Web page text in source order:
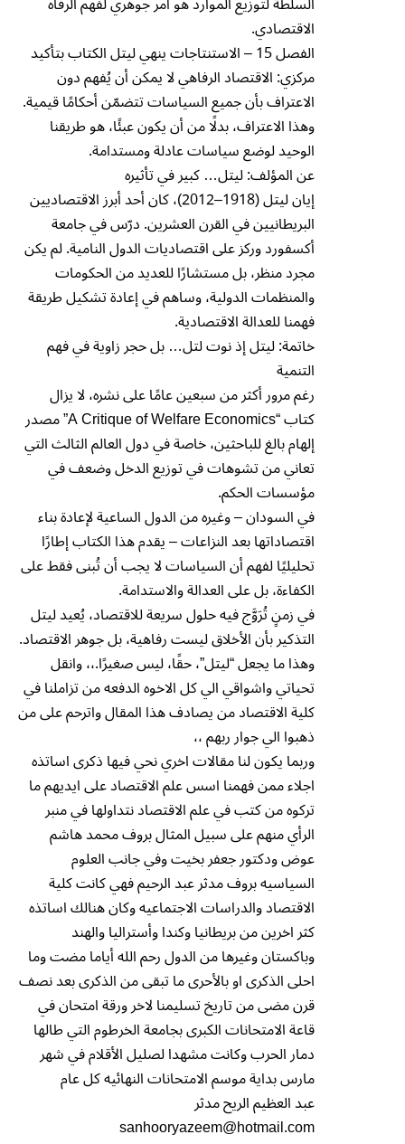
الاقتصادي.
الفصل 15 – الاستنتاجات ينهي ليتل الكتاب بتأكيد
مركزي: الاقتصاد الرفاهي لا يمكن أن يُفهم دون
الاعتراف بأن جميع السياسات تتضمّن أحكامًا قيمية.
وهذا الاعتراف، بدلًا من أن يكون عبئًا، هو طريقنا
الوحيد لوضع سياسات عادلة ومستدامة.
عن المؤلف: ليتل… كبير في تأثيره
إيان ليتل (1918–2012)، كان أحد أبرز الاقتصاديين
البريطانيين في القرن العشرين. درّس في جامعة
أكسفورد وركز على اقتصاديات الدول النامية. لم يكن
مجرد منظر، بل مستشارًا للعديد من الحكومات
والمنظمات الدولية، وساهم في إعادة تشكيل طريقة
فهمنا للعدالة الاقتصادية.
خاتمة: ليتل إذ نوت لتل… بل حجر زاوية في فهم
التنمية
رغم مرور أكثر من سبعين عامًا على نشره، لا يزال
كتاب “A Critique of Welfare Economics” مصدر
إلهام بالغ للباحثين، خاصة في دول العالم الثالث التي
تعاني من تشوهات في توزيع الدخل وضعف في
مؤسسات الحكم.
في السودان – وغيره من الدول الساعية لإعادة بناء
اقتصاداتها بعد النزاعات – يقدم هذا الكتاب إطارًا
تحليليًا لفهم أن السياسات لا يجب أن تُبنى فقط على
الكفاءة، بل على العدالة والاستدامة.
في زمنٍ تُرَوَّج فيه حلول سريعة للاقتصاد، يُعيد ليتل
التذكير بأن الأخلاق ليست رفاهية، بل جوهر الاقتصاد.
وهذا ما يجعل “ليتل”، حقًا، ليس صغيرًا.،، وانقل
تحياتي واشواقي الي كل الاخوه الدفعه من تزاملنا في
كلية الاقتصاد من يصادف هذا المقال واترحم على من
ذهبوا الي جوار ربهم ،،
وربما يكون لنا مقالات اخري نحي فيها ذكرى اساتذه
اجلاء ممن فهمنا اسس علم الاقتصاد على ايديهم ما
تركوه من كتب في علم الاقتصاد نتداولها في منبر
الرأي منهم على سبيل المثال بروف محمد هاشم
عوض ودكتور جعفر بخيت وفي جانب العلوم
السياسيه بروف مدثر عبد الرحيم فهي كانت كلية
الاقتصاد والدراسات الاجتماعيه وكان هنالك اساتذه
كثر اخرين من بريطانيا وكندا وأستراليا والهند
وباكستان وغيرها من الدول رحم الله أياما مضت وما
احلى الذكرى او بالأحرى ما تبقى من الذكرى بعد نصف
قرن مضى من تاريخ تسليمنا لاخر ورقة امتحان في
قاعة الامتحانات الكبرى بجامعة الخرطوم التي طالها
دمار الحرب وكانت مشهدا لصليل الأقلام في شهر
مارس بداية موسم الامتحانات النهائيه كل عام
عبد العظيم الريح مدثر
sanhooryazeem@hotmail.com